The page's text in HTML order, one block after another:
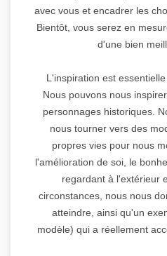
avec vous et encadrer les
Bientôt, vous serez en
d'une bien
L'inspiration est
Nous pouvons nous
personnages historiques.
nous tourner vers des
propres vies pour nous
l'amélioration de soi, le
regardant à l'extérieur
circonstances, nous nous
atteindre, ainsi qu'un
modèle) qui a réellement